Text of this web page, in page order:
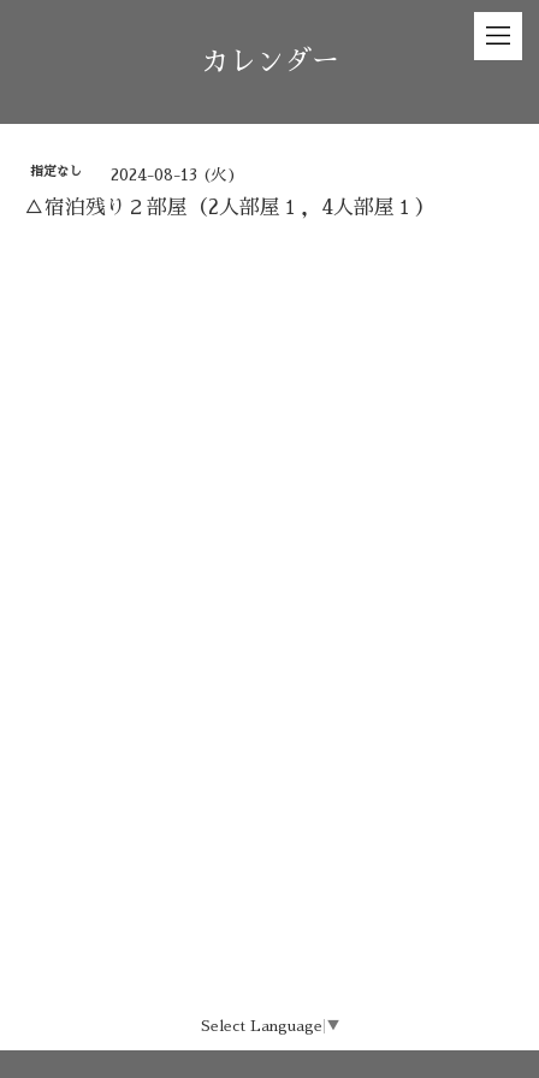
カレンダー
指定なし 2024-08-13 (火)
△宿泊残り２部屋（2人部屋１，4人部屋１）
Select Language ▼